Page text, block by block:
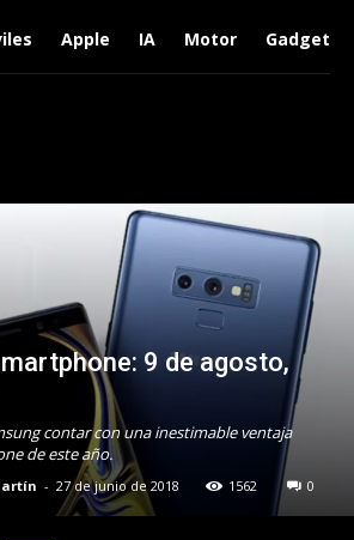
Apple IA Motor Gadgets
9 de agosto,
contar con una inestimable ventaja
de este año.
- 27 de junio de 2018 1562 0